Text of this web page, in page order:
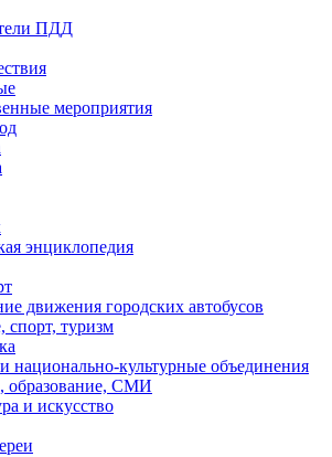
ПДД
мероприятия
энциклопедия
движения городских автобусов
спорт, туризм
национально-культурные объединения
образование, СМИ
и искусство